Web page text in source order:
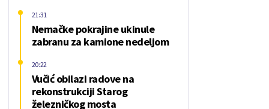
Nemačke pokrajine ukinule
zabranu za kamione nedeljom
21:31
Vučić obilazi radove na
rekonstrukciji Starog
železničkog mosta
20:22